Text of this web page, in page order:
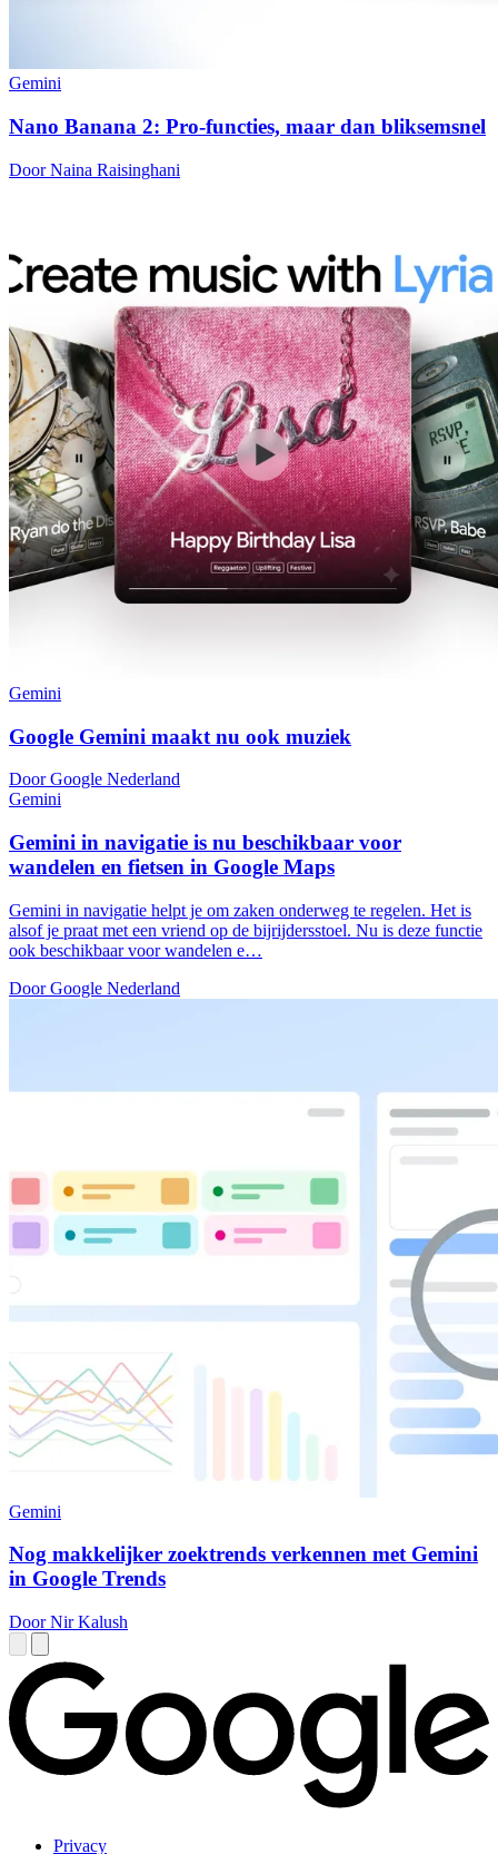
Gemini
Nano Banana 2: Pro-functies, maar dan bliksemsnel
Door Naina Raisinghani
Gemini
Google Gemini maakt nu ook muziek
Door Google Nederland
Gemini
Gemini in navigatie is nu beschikbaar voor
wandelen en fietsen in Google Maps
Gemini in navigatie helpt je om zaken onderweg te regelen. Het is
alsof je praat met een vriend op de bijrijdersstoel. Nu is deze functie
ook beschikbaar voor wandelen e…
Door Google Nederland
Gemini
Nog makkelijker zoektrends verkennen met Gemini
in Google Trends
Door Nir Kalush
Privacy